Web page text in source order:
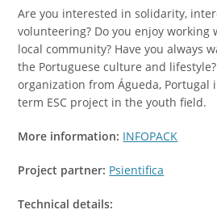
Are you interested in solidarity,
volunteering? Do you enjoy
local community? Have you always
the Portuguese culture and
organization from Águeda, Portugal
term ESC project in the youth field.
More information: INFOPACK
Project partner: Psientifica
Technical details: